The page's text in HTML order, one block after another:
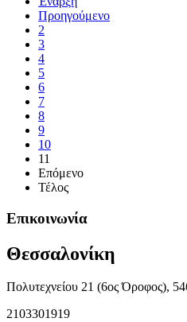
Προηγούμενο
2
3
4
5
6
7
8
9
10
11
Επόμενο
Τέλος
Επικοινωνία
Θεσσαλονίκη
Πολυτεχνείου 21 (6ος Όροφος),
2103301919